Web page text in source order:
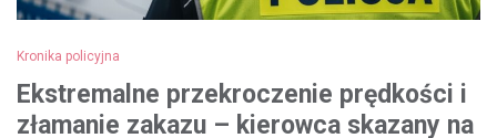
Kronika policyjna
Ekstremalne przekroczenie prędkości i
złamanie zakazu – kierowca skazany na